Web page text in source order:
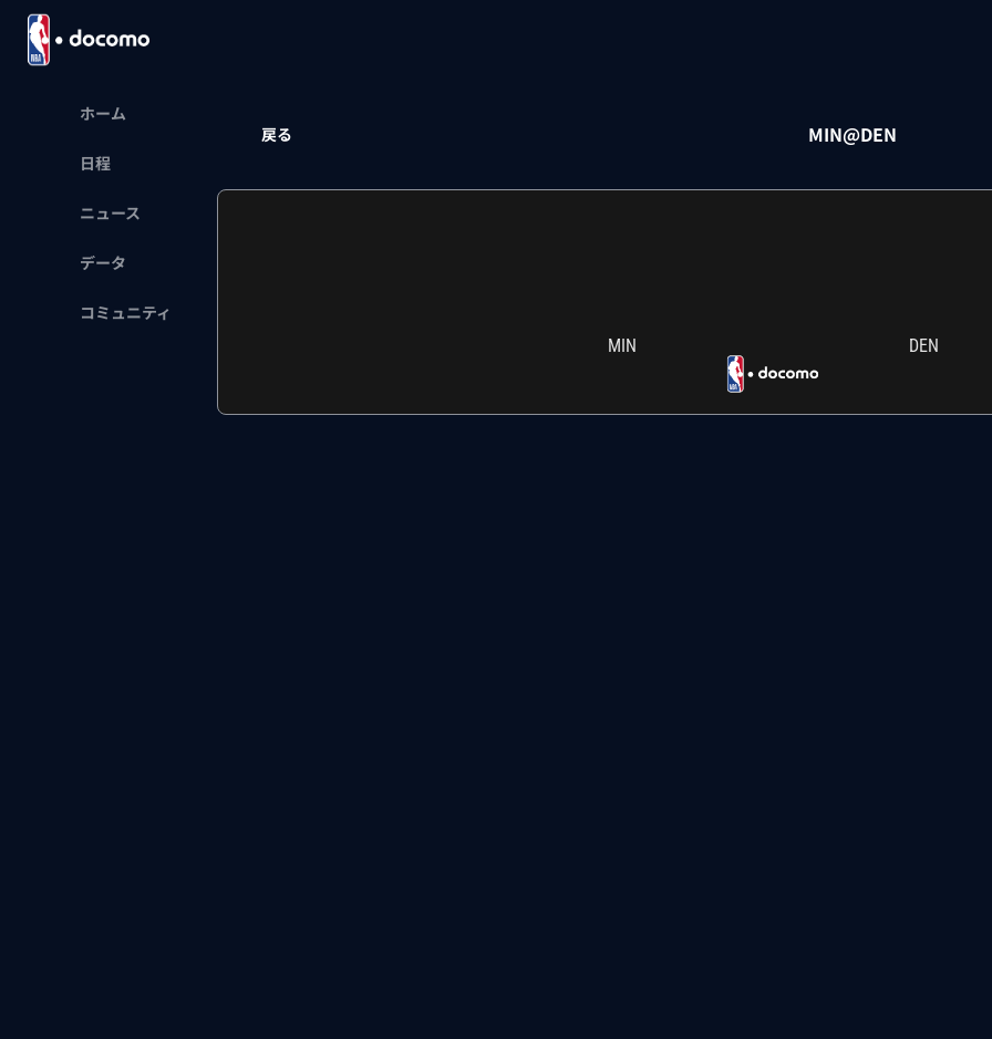
ホーム
日程
ニュース
データ
コミュニティ
戻る MIN@DEN
MIN DEN